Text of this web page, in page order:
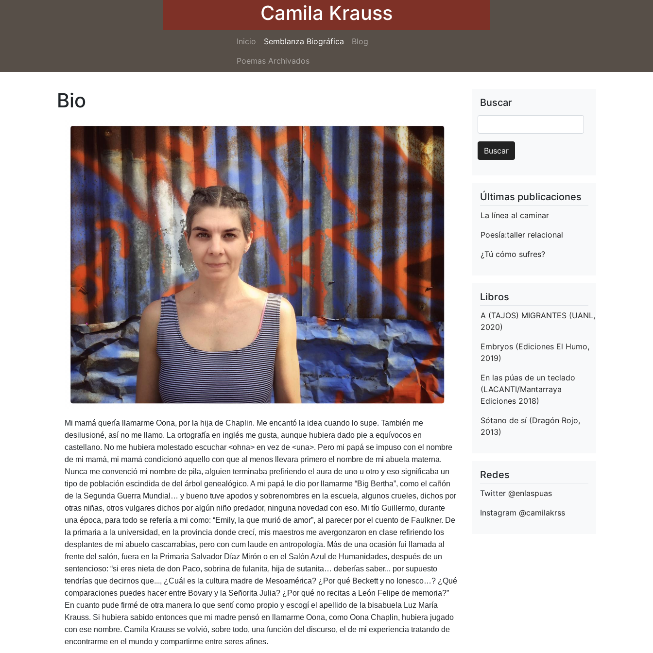
Pasar
al
contenido
principal
Camila Krauss
Navegación
principal
Inicio Semblanza Biográfica
Blog
Poemas Archivados
Bio
Imagen
Mi mamá quería llamarme Oona, por la hija de Chaplin. Me encantó la idea cuando lo supe. También me
desilusioné, así no me llamo. La ortografía en inglés me gusta, aunque hubiera dado pie a equívocos en
castellano. No me hubiera molestado escuchar <ohna> en vez de <una>. Pero mi papá se impuso con el nombre
de mi mamá, mi mamá condicionó aquello con que al menos llevara primero el nombre de mi abuela materna.
Nunca me convenció mi nombre de pila, alguien terminaba prefiriendo el aura de uno u otro y eso significaba un
tipo de población escindida de del árbol genealógico. A mi papá le dio por llamarme “Big Bertha”, como el cañón
de la Segunda Guerra Mundial… y bueno tuve apodos y sobrenombres en la escuela, algunos crueles, dichos por
otras niñas, otros vulgares dichos por algún niño predador, ninguna novedad con eso. Mi tío Guillermo, durante
una época, para todo se refería a mi como: “Emily, la que murió de amor”, al parecer por el cuento de Faulkner. De
la primaria a la universidad, en la provincia donde crecí, mis maestros me avergonzaron en clase refiriendo los
desplantes de mi abuelo cascarrabias, pero con cum laude en antropología. Más de una ocasión fui llamada al
frente del salón, fuera en la Primaria Salvador Díaz Mirón o en el Salón Azul de Humanidades, después de un
sentencioso: “si eres nieta de don Paco, sobrina de fulanita, hija de sutanita… deberías saber... por supuesto
tendrías que decirnos que..., ¿Cuál es la cultura madre de Mesoamérica? ¿Por qué Beckett y no Ionesco…? ¿Qué
comparaciones puedes hacer entre Bovary y la Señorita Julia? ¿Por qué no recitas a León Felipe de memoria?”
En cuanto pude firmé de otra manera lo que sentí como propio y escogí el apellido de la bisabuela Luz María
Krauss. Si hubiera sabido entonces que mi madre pensó en llamarme Oona, como Oona Chaplin, hubiera jugado
con ese nombre. Camila Krauss se volvió, sobre todo, una función del discurso, el de mi experiencia tratando de
encontrarme en el mundo y compartirme entre seres afines.
Buscar
Buscar
Últimas publicaciones
La línea al caminar
Poesía:taller relacional
¿Tú cómo sufres?
Libros
A (TAJOS) MIGRANTES (UANL,
2020)
Embryos (Ediciones El Humo,
2019)
En las púas de un teclado
(LACANTI/Mantarraya
Ediciones 2018)
Sótano de sí (Dragón Rojo,
2013)
Redes
Twitter @enlaspuas
Instagram @camilakrss